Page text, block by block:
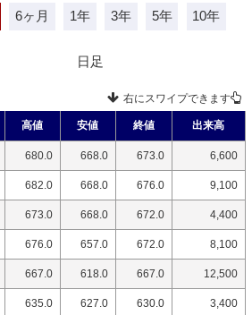
6ヶ月 1年 3年 5年 10年
日足
右にスワイプできます
高値 安値 終値 出来高
680.0 668.0 673.0 6,600
682.0 668.0 676.0 9,100
673.0 668.0 672.0 4,400
676.0 657.0 672.0 8,100
667.0 618.0 667.0 12,500
635.0 627.0 630.0 3,400